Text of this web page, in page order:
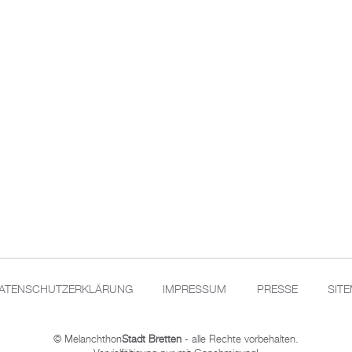
IMPRESSUM PRESSE
© MelanchthonStadt Bretten - alle Rechte vorbehalten.